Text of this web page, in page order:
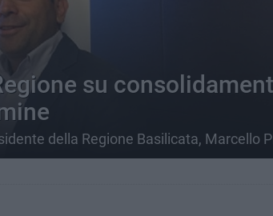
su
della Regione Basilicata, Marcello